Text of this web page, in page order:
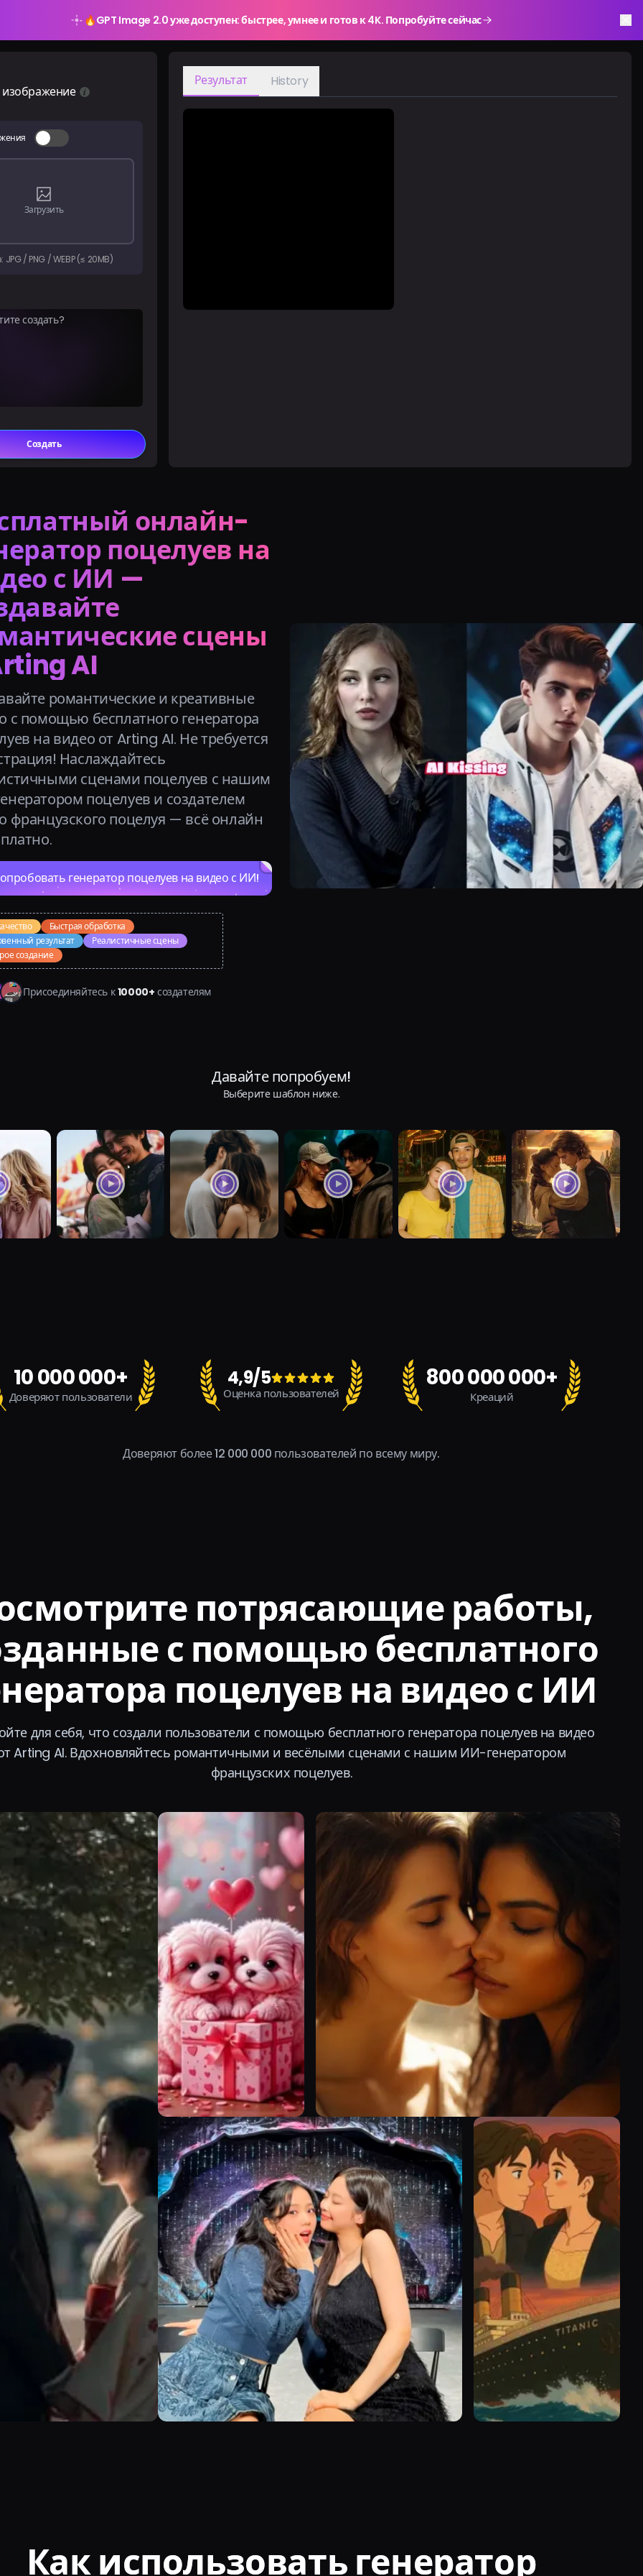
🔥GPT Image 2.0 уже доступен: быстрее, умнее и готов к 4K. Попробуйте сейчас
изображение
Загрузить
JPG / PNG / WEBP (≤ 20MB)
Создать
Результат History
онлайн-
поцелуев на
с ИИ —
сцены
AI
романтические и креативные
с помощью бесплатного генератора
на видео от Arting AI. Не требуется
Наслаждайтесь
сценами поцелуев с нашим
поцелуев и создателем
французского поцелуя — всё онлайн
генератор поцелуев на видео с ИИ!
Быстрая обработка
результат
Реалистичные сцены
создание
Присоединяйтесь к10000+ создателям
Давайте попробуем!
Выберите шаблон ниже.
10 000 000+
Доверяют пользователи
4,9/5
Оценка пользователей
800 000 000+
Креаций
Доверяют более 12 000 000 пользователей по всему миру.
потрясающие работы,
с помощью бесплатного
поцелуев на видео с ИИ
для себя, что создали пользователи с помощью бесплатного генератора поцелуев на видео
Arting AI. Вдохновляйтесь романтичными и весёлыми сценами с нашим ИИ-генератором
французских поцелуев.
Как использовать генератор